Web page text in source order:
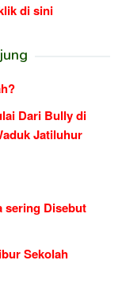
di sini
Dari Bully di
Jatiluhur
sering Disebut
Sekolah